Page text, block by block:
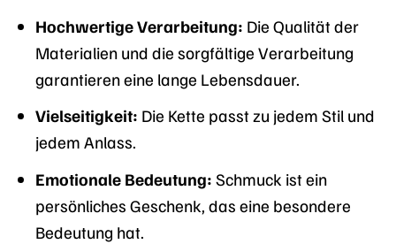
Hochwertige Verarbeitung: Die Qualität der
Materialien und die sorgfältige Verarbeitung
garantieren eine lange Lebensdauer.
Vielseitigkeit: Die Kette passt zu jedem Stil und
jedem Anlass.
Emotionale Bedeutung: Schmuck ist ein
persönliches Geschenk, das eine besondere
Bedeutung hat.